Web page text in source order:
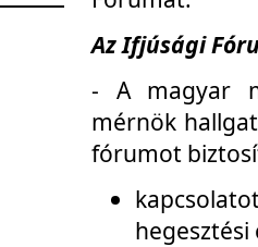
Az Ifjúsági
- A magyar
mérnök
fórumot